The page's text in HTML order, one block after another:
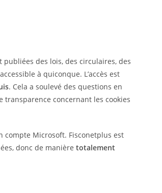
des lois, des circulaires, des
à quiconque. L’accès est
. Cela a soulevé des questions en
concernant les cookies
compte Microsoft. Fisconetplus est
donc de manière totalement